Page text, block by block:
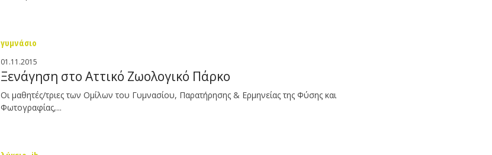
γυμνάσιο
01.11.2015
Ξενάγηση στο Αττικό Ζωολογικό Πάρκο
Οι μαθητές/τριες των Ομίλων του Γυμνασίου, Παρατήρησης & Ερμηνείας της Φύσης και
Φωτογραφίας,...